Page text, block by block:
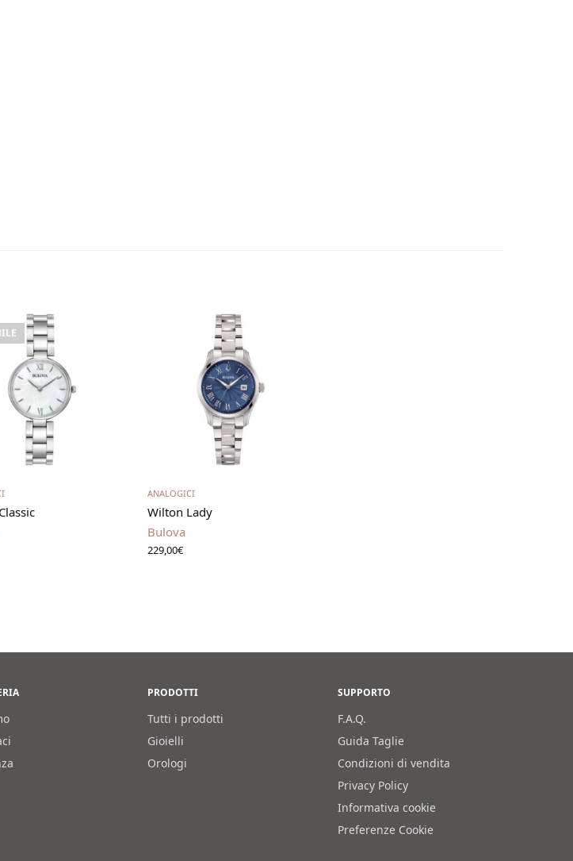
Aggiungi al carrello
ANALOGICI
Wilton Lady
Bulova
229,00€
PRODOTTI
Tutti i prodotti
Gioielli
Orologi
SUPPORTO
F.A.Q.
Guida Taglie
Condizioni di vendita
Privacy Policy
Informativa cookie
Preferenze Cookie